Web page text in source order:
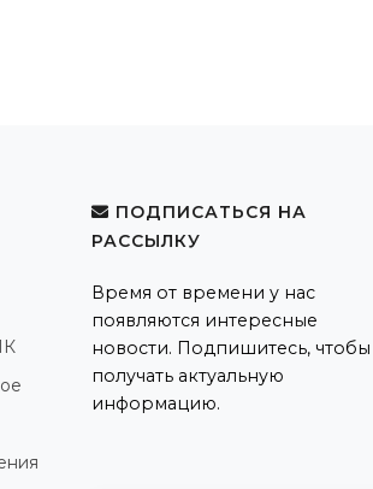
ПОДПИСАТЬСЯ НА
РАССЫЛКУ
Время от времени у нас
появляются интересные
новости. Подпишитесь, чтобы
получать актуальную
информацию.